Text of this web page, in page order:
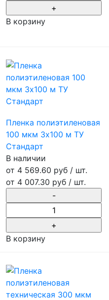
В корзину
Пленка полиэтиленовая
100 мкм 3х100 м ТУ
Стандарт
В наличии
от 4 569.60 руб / шт.
от 4 007.30 руб / шт.
В корзину